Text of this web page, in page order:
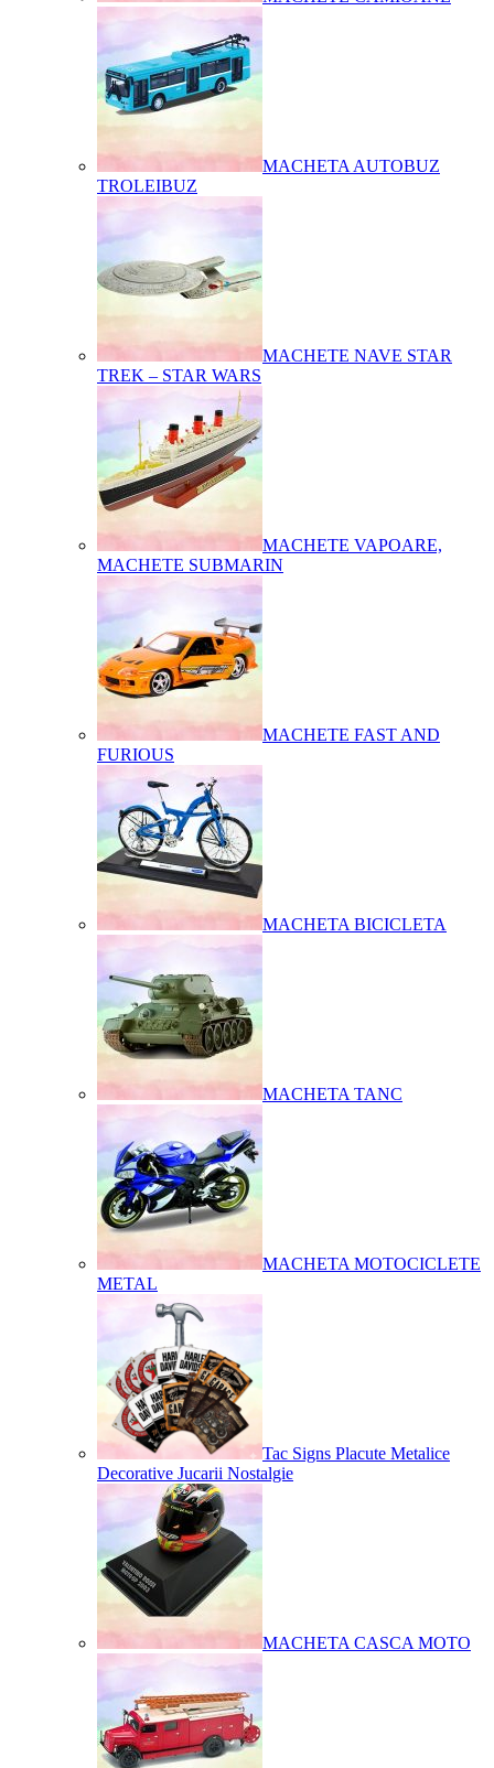
MACHETA AUTOBUZ
TROLEIBUZ
MACHETE NAVE STAR
TREK – STAR WARS
MACHETE VAPOARE,
MACHETE SUBMARIN
MACHETE FAST AND
FURIOUS
MACHETA BICICLETA
MACHETA TANC
MACHETA MOTOCICLETE
METAL
Tac Signs Placute Metalice
Decorative Jucarii Nostalgie
MACHETA CASCA MOTO